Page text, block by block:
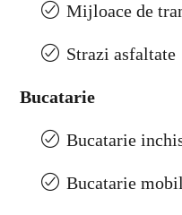
Mijloace de
Strazi asfaltate
Bucatarie
Bucatarie
Bucatarie